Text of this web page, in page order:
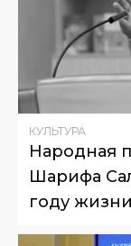
КУЛЬТУРА
Народная
Шарифа
году жизни